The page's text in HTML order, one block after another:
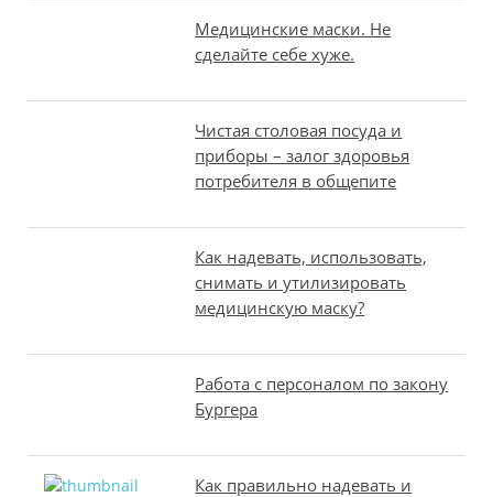
Медицинские маски. Не
сделайте себе хуже.
Чистая столовая посуда и
приборы – залог здоровья
потребителя в общепите
Как надевать, использовать,
снимать и утилизировать
медицинскую маску?
Работа с персоналом по закону
Бургера
Как правильно надевать и